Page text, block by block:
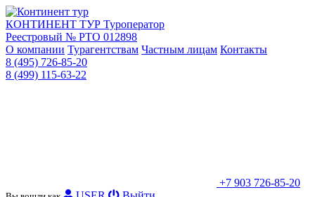
КОНТИНЕНТ ТУР Туроператор
Реестровый № РТО 012898
О компании Турагентствам Частным лицам Контакты
8 (495) 726-85-20
8 (499) 115-63-22
+7 903 726-85-20